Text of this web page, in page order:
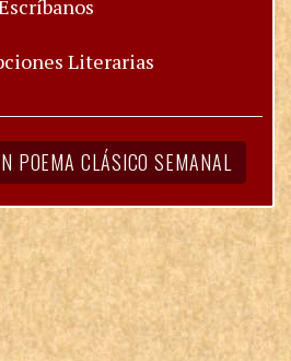
Literarias
POEMA CLÁSICO SEMANAL